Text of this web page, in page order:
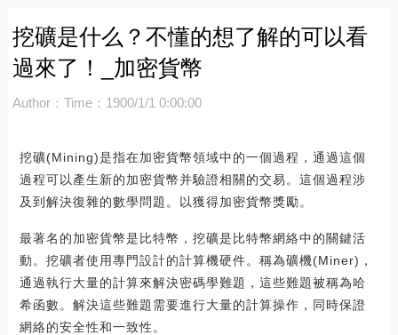
挖礦是什么？不懂的想了解的可以看
過來了！_加密貨幣
Author： Time：1900/1/1 0:00:00
挖礦(Mining)是指在加密貨幣領域中的一個過程，通過這個
過程可以產生新的加密貨幣并驗證相關的交易。這個過程涉
及到解決復雜的數學問題。以獲得加密貨幣獎勵。
最著名的加密貨幣是比特幣，挖礦是比特幣網絡中的關鍵活
動。挖礦者使用專門設計的計算機硬件。稱為礦機(Miner)，
通過執行大量的計算來解決密碼學難題，這些難題被稱為哈
希函數。解決這些難題需要進行大量的計算操作，同時保證
網絡的安全性和一致性。